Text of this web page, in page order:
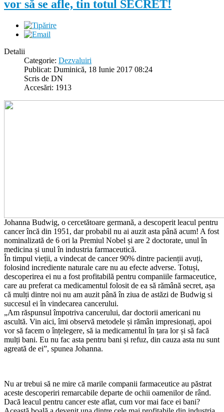
vor să se afle, tin totul SECRET!
Detalii
Categorie: Dezvaluiri
Publicat: Duminică, 18 Iunie 2017 08:24
Scris de DN
Accesări: 1913
Johanna Budwig, o cercetătoare germană, a descoperit leacul pentru
cancer încă din 1951, dar probabil nu ai auzit asta până acum! A fost
nominalizată de 6 ori la Premiul Nobel și are 2 doctorate, unul în
medicina și unul în industria farmaceutică.
În timpul vieții, a vindecat de cancer 90% dintre pacienții avuți,
folosind incrediente naturale care nu au efecte adverse. Totuși,
descoperirea ei nu a fost profitabilă pentru companiile farmaceutice,
care au preferat ca medicamentul folosit de ea să rămână secret, așa
că mulți dintre noi nu am auzit până în ziua de astăzi de Budwig si
succesul ei în vindecarea cancerului.
„Am răspunsul împotriva cancerului, dar doctorii americani nu
ascultă. Vin aici, îmi observă metodele și rămân impresionați, apoi
vor să facem o înțelegere, să ia medicamentul în țara lor și să facă
mulți bani. Eu nu fac asta pentru bani și refuz, din cauza asta nu sunt
agreată de ei”, spunea Johanna.
Nu ar trebui să ne mire că marile companii farmaceutice au păstrat
aceste descoperiri remarcabile departe de ochii oamenilor de rând.
Dacă leacul pentru cancer este aflat, cum vor mai face ei bani?